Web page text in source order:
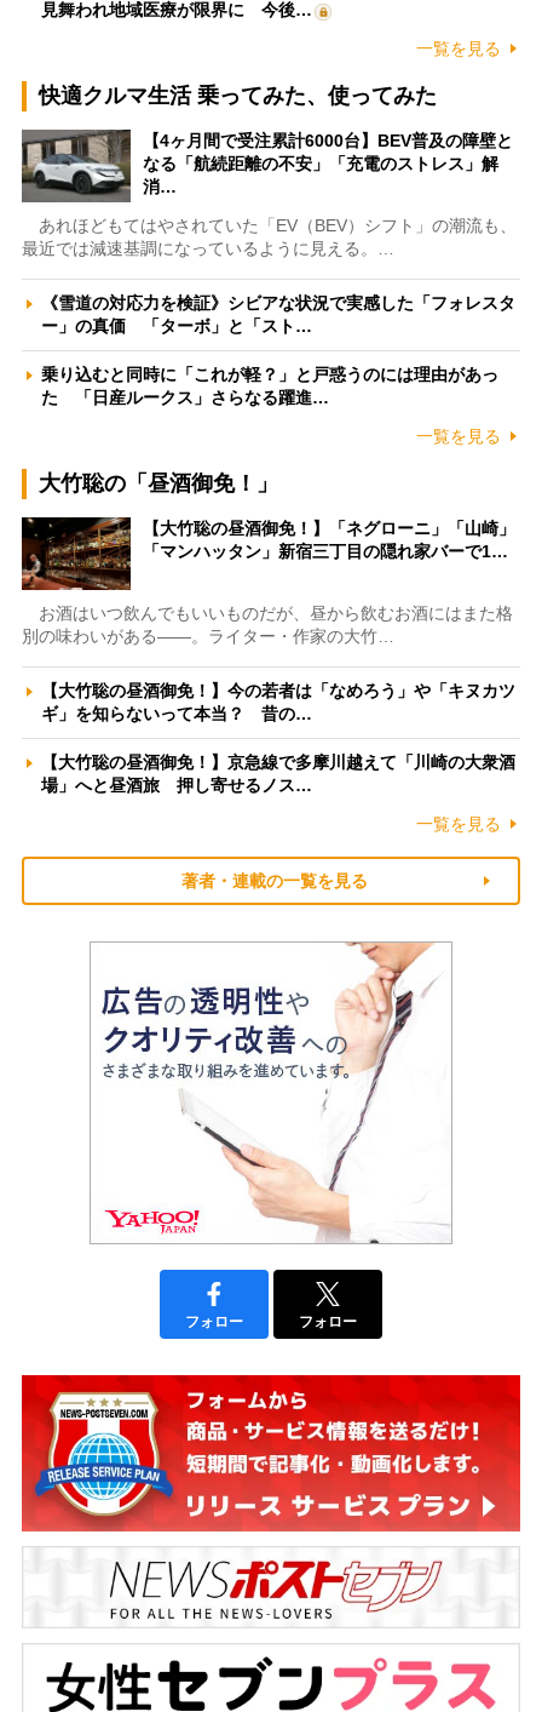
見舞われ地域医療が限界に 今後…
一覧を見る
快適クルマ生活 乗ってみた、使ってみた
【4ヶ月間で受注累計6000台】BEV普及の障壁と
なる「航続距離の不安」「充電のストレス」解
消…
あれほどもてはやされていた「EV（BEV）シフト」の潮流も、
最近では減速基調になっているように見える。…
《雪道の対応力を検証》シビアな状況で実感した「フォレスタ
ー」の真価 「ターボ」と「スト…
乗り込むと同時に「これが軽？」と戸惑うのには理由があっ
た 「日産ルークス」さらなる躍進…
一覧を見る
大竹聡の「昼酒御免！」
【大竹聡の昼酒御免！】「ネグローニ」「山崎」
「マンハッタン」新宿三丁目の隠れ家バーで1…
お酒はいつ飲んでもいいものだが、昼から飲むお酒にはまた格
別の味わいがある――。ライター・作家の大竹…
【大竹聡の昼酒御免！】今の若者は「なめろう」や「キヌカツ
ギ」を知らないって本当？ 昔の…
【大竹聡の昼酒御免！】京急線で多摩川越えて「川崎の大衆酒
場」へと昼酒旅 押し寄せるノス…
一覧を見る
著者・連載の一覧を見る
フォロー フォロー